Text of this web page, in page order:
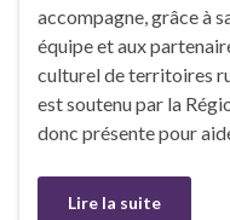
accompagne, grâce à
équipe et aux
culturel de territoires
est soutenu par la
donc présente pour
Lire la suite